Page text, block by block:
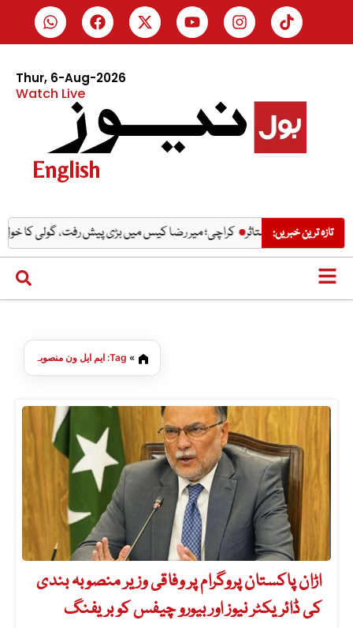
Thur, 6-Aug-2026
Watch Live
English
تازہ ترین خبریں: کراچی؛ میر رضا کیس میں بڑی پیش رفت، گولی کا خول مل
» Tag: ایم ایل ون منصوبہ
اڑان پاکستان پروگرام پر وفاقی وزیر منصوبہ بندی
کی ڈائریکٹر نیوز اور بیورو چیفس کو بریفنگ